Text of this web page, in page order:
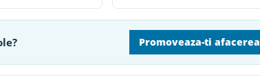
Promoveaza-ti afacerea